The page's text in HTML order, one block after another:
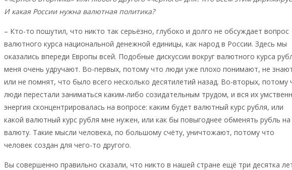
И какая России нужна валютная политика?
– Кто-то пошутил, что никто так серьёзно, глубоко и долго не обсуждает вопрос
валютного курса национальной денежной единицы, как народ в России. Здесь мы
оказались впереди Европы всей. Подобные дискуссии вокруг валютного курса
меня очень удручают. Во-первых, потому что люди уже плохо понимают, не
или не помнят, что было всего несколько десятилетий назад. Во-вторых, потому
люди перестали заниматься каким-либо созидательным трудом, и вся их
энергия сконцентрировалась на вопросе: каким будет валютный курс рубля, или
какой валютный курс рубля мне нужен, или как бы повыгоднее обменять рубль на
валюту. Такие мысли человека, по большому счёту, уничтожают, потому что
человек создан для чего-то другого.
Вы совершенно правильно сказали, что никто в нашей стране ещё три десятка